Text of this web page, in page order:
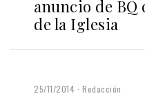
anuncio de
de la Iglesia
25/11/2014 Redacción